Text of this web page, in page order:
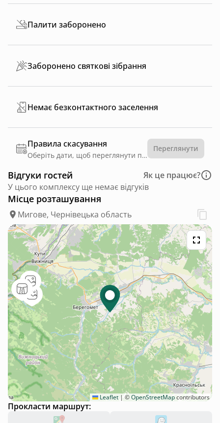
Палити заборонено
Заборонено святкові зібрання
Немає безконтактного заселення
Правила скасування
Оберіть дати, щоб переглянути правила
Переглянути
Відгуки гостей
Як це працює?
У цього комплексу ще немає відгуків
Місце розташування
Мигове, Чернівецька область
Leaflet | ©OpenStreetMapcontributors
Прокласти маршрут: